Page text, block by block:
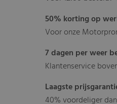
50% korting op
Voor onze
7 dagen per weer
Klantenservice
Laagste
40% voordeliger